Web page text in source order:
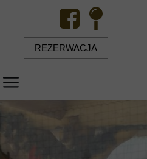
REZERWACJA